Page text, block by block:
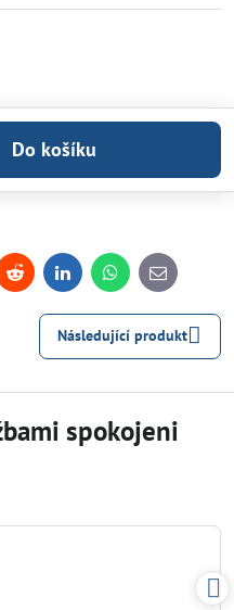
Do košíku
Reddit LinkedInWhatsApp
E-
mail
Následující produkt
spokojeni